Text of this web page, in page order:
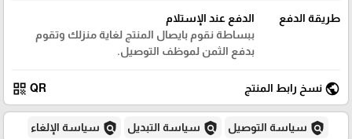
طريقة الدفع
الدفع عند الإستلام
ببساطة نقوم بايصال المنتج لغاية منزلك وتقوم
بدفع الثمن لموظف التوصيل.
public نسخ رابط المنتج QR
qr_code
policy سياسة التوصيل policy سياسة التبديل policy سياسة الإلغاء